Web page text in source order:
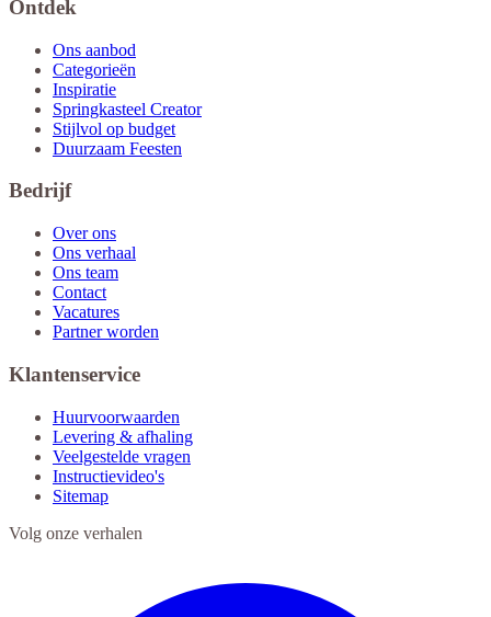
Ontdek
Ons aanbod
Categorieën
Inspiratie
Springkasteel Creator
Stijlvol op budget
Duurzaam Feesten
Bedrijf
Over ons
Ons verhaal
Ons team
Contact
Vacatures
Partner worden
Klantenservice
Huurvoorwaarden
Levering & afhaling
Veelgestelde vragen
Instructievideo's
Sitemap
Volg onze verhalen